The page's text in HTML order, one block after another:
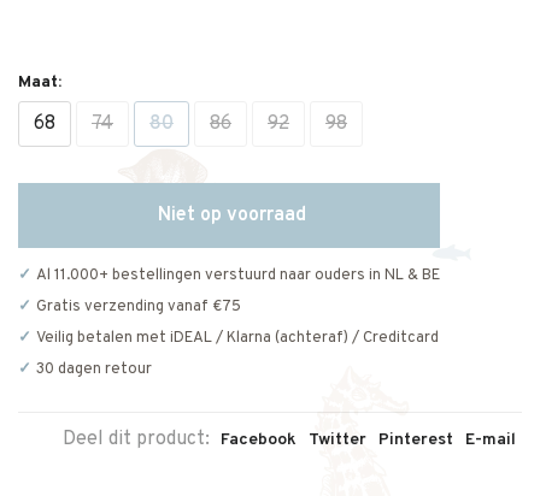
Maat:
68 74 80 86 92 98
Niet op voorraad
Al 11.000+ bestellingen verstuurd naar ouders in NL & BE
Gratis verzending vanaf €75
Veilig betalen met iDEAL / Klarna (achteraf) / Creditcard
30 dagen retour
Deel dit product: Facebook Twitter Pinterest E-mail